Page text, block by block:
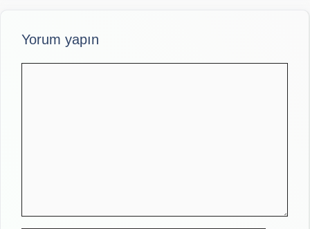
Yorum yapın